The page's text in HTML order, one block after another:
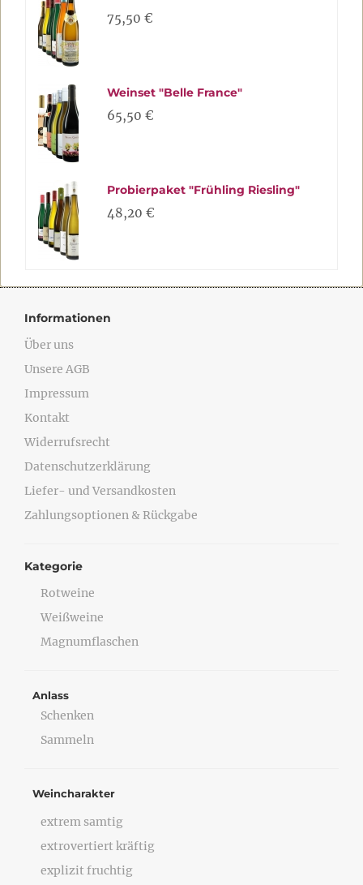
75,50 €
Weinset "Belle France"
65,50 €
Probierpaket "Frühling Riesling"
48,20 €
Informationen
Über uns
Unsere AGB
Impressum
Kontakt
Widerrufsrecht
Datenschutzerklärung
Liefer- und Versandkosten
Zahlungsoptionen & Rückgabe
Kategorie
Rotweine
Weißweine
Magnumflaschen
Anlass
Schenken
Sammeln
Weincharakter
extrem samtig
extrovertiert kräftig
explizit fruchtig